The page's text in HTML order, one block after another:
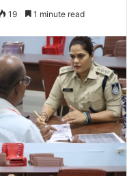
19 1 minute read